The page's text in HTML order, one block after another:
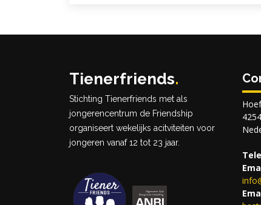
Tienerfriends.
Stichting Tienerfriends met als
jongerencentrum de Friendship
organiseert wekelijks acitviteiten voor
jongeren vanaf 12 tot 23 jaar.